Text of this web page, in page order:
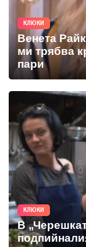
КЛЮКИ
Венета
ми трябва
пари
КЛЮКИ
В